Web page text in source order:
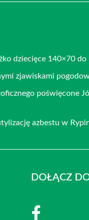
dziecięce 140×70
zjawiskami
poświęcone
azbestu w
DOŁĄCZ